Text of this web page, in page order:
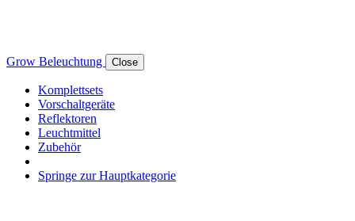
Grow Beleuchtung Close
Komplettsets
Vorschaltgeräte
Reflektoren
Leuchtmittel
Zubehör
Springe zur Hauptkategorie